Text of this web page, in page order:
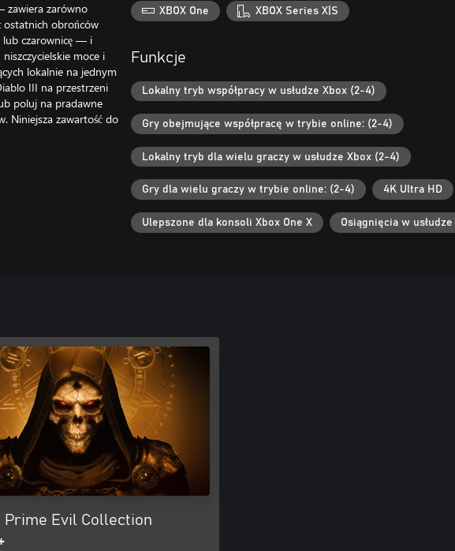
zawiera zarówno
ostatnich obrońców
lub czarownicę — i
moce i
lokalnie na jednym
III na przestrzeni
poluj na pradawne
Niniejsza zawartość do
XBOX One XBOX Series X|S
Funkcje
Lokalny tryb współpracy w usłudze Xbox (2-4)
Gry obejmujące współpracę w trybie online: (2-4)
Lokalny tryb dla wielu graczy w usłudze Xbox (2-4)
Gry dla wielu graczy w trybie online: (2-4) 4K Ultra HD
Ulepszone dla konsoli Xbox One X Osiągnięcia w usłudze
Prime Evil Collection